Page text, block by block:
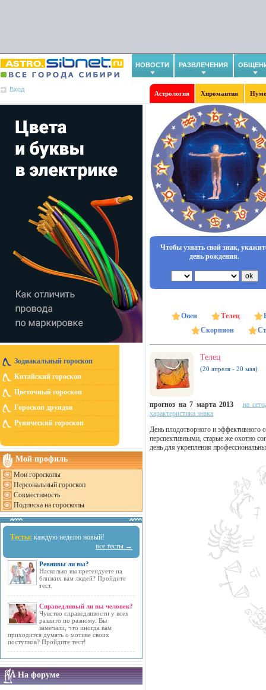
НОВОСТИ РАЗВЛЕЧЕНИЯ
Вход
Астрология Хиромантия
Зодиакальный гороскоп
Китайский гороскоп
Цветочный гороскоп
Гороскоп друидов
Рунический гороскоп
Мой профиль
Мои гороскопы
Персональный гороскоп
Совместимость
Подписка на гороскопы
Тесты: каждую неделю новый!
все тесты →
Ревнивы ли вы?
Насколько вы претендуете на
близких вам людей? Пройдите
тест.
Справедливый ли вы человек?
Чувство справедливости у всех
развито по разному. Вы
замечали, что иногда вам
приходится думать о мотиве своих
поступков? Пройдите тест!
На форуме
Чтобы узнать свой знак,
день рождения.
Овен Телец
Скорпион
Телец
(20 апреля - 20 мая)
прогноз на 7 марта 2013
на
характеристика знака
День плодотворного и эффективного
перспективными, старые же охотно
день для укрепления